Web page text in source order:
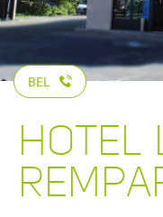
BEL
HOTEL